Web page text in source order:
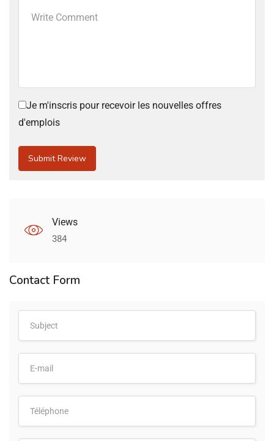
Je m'inscris pour recevoir les nouvelles offres
d'emplois
Views
384
Contact Form